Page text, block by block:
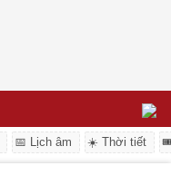
📅 Lịch âm ☀️ Thời tiết